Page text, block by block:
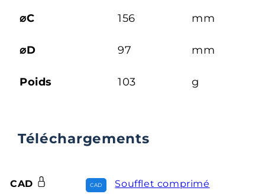
⌀C 156 mm
⌀D 97 mm
Poids 103 g
Téléchargements
CAD Soufflet comprimé